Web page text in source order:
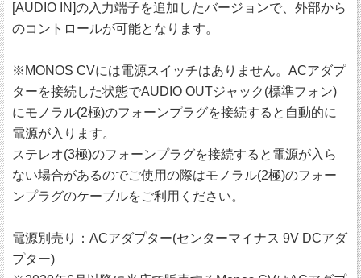
[AUDIO IN]の入力端子を追加したバージョンで、外部から
のコントロールが可能となります。
※MONOS CVには電源スイッチはありません。ACアダプ
ターを接続した状態でAUDIO OUTジャック(標準フォン)
にモノラル(2極)のフォーンプラグを接続すると自動的に
電源が入ります。
ステレオ(3極)のフォーンプラグを接続すると電源が入ら
ない場合があるのでご使用の際はモノラル(2極)のフォー
ンプラグのケーブルをご利用ください。
電源別売り：ACアダプター(センターマイナス 9V DCアダ
プター)